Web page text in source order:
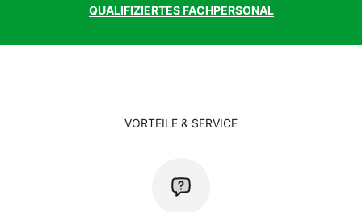
QUALIFIZIERTES FACHPERSONAL
VORTEILE & SERVICE